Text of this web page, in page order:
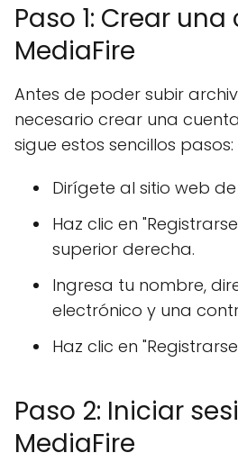
Paso 1: Crear
MediaFire
Antes de poder subir
necesario crear una
sigue estos sencillos pasos:
Dirígete al sitio web de
Haz clic en
superior derecha.
Ingresa tu nombre,
electrónico y una
Haz clic en
Paso 2: Iniciar
MediaFire